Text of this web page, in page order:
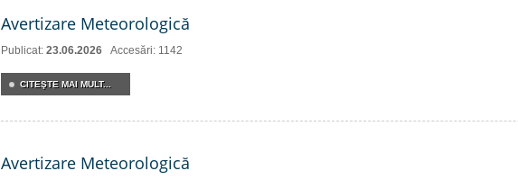
Avertizare Meteorologică
Publicat: 23.06.2026 Accesări: 1142
CITEŞTE MAI MULT...
Avertizare Meteorologică